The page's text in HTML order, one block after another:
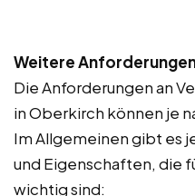
Weitere
Die Anforderungen an
in Oberkirch können je
Im Allgemeinen gibt es
und Eigenschaften, die
wichtig sind: